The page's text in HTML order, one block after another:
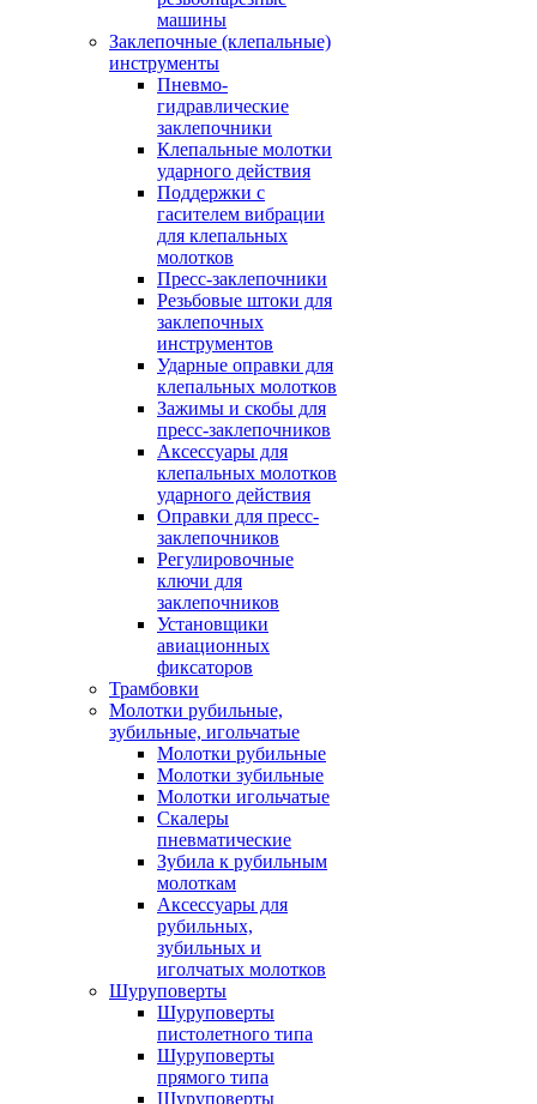
машины
Заклепочные (клепальные)
инструменты
Пневмо-
гидравлические
заклепочники
Клепальные молотки
ударного действия
Поддержки с
гасителем вибрации
для клепальных
молотков
Пресс-заклепочники
Резьбовые штоки для
заклепочных
инструментов
Ударные оправки для
клепальных молотков
Зажимы и скобы для
пресс-заклепочников
Аксессуары для
клепальных молотков
ударного действия
Оправки для пресс-
заклепочников
Регулировочные
ключи для
заклепочников
Установщики
авиационных
фиксаторов
Трамбовки
Молотки рубильные,
зубильные, игольчатые
Молотки рубильные
Молотки зубильные
Молотки игольчатые
Скалеры
пневматические
Зубила к рубильным
молоткам
Аксессуары для
рубильных,
зубильных и
иголчатых молотков
Шуруповерты
Шуруповерты
пистолетного типа
Шуруповерты
прямого типа
Шуруповерты